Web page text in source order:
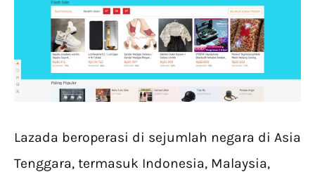
Lazada beroperasi di sejumlah negara di Asia
Tenggara, termasuk Indonesia, Malaysia,